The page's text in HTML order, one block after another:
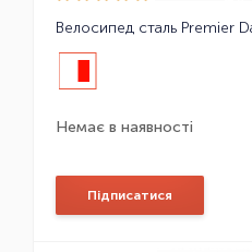
Немає в наявності
Підписатися